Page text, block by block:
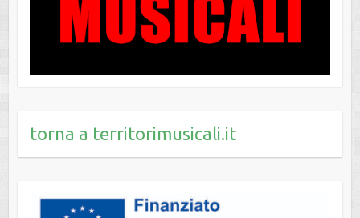
torna a territorimusicali.it